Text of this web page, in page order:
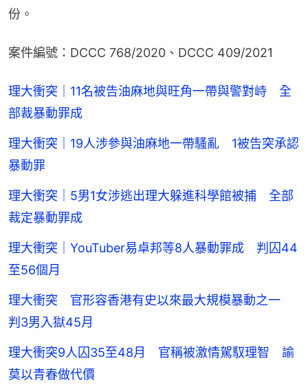
份。
案件編號：DCCC 768/2020、DCCC 409/2021
理大衝突｜11名被告油麻地與旺角一帶與警對峙 全
部裁暴動罪成
理大衝突｜19人涉參與油麻地一帶騷亂 1被告突承認
暴動罪
理大衝突｜5男1女涉逃出理大躲進科學館被捕 全部
裁定暴動罪成
理大衝突｜YouTuber易卓邦等8人暴動罪成 判囚44
至56個月
理大衝突 官形容香港有史以來最大規模暴動之一
判3男入獄45月
理大衝突9人囚35至48月 官稱被激情駕馭理智 諭
莫以青春做代價